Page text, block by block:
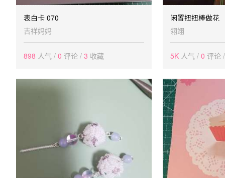
表白卡 070
吉祥妈妈
898 人气 / 0 评论 / 3 收藏
闲置扭扭棒做花
翎翊
5K 人气 / 0 评论